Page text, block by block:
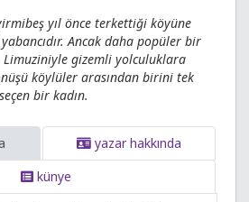
yıl önce terkettiği köyüne
Ancak daha popüler bir
Limuziniyle gizemli yolculuklara
köylüler arasından birini tek
bir kadın.
yazar hakkında
künye